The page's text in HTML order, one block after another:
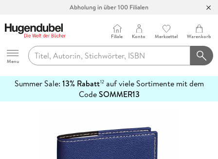
Abholung in über 100 Filialen
Hugendubel
Menu
Filiale Konto Merkzettel Warenkorb
Summer Sale: 13% Rabatt12auf viele Sortimente mit dem
CodeSOMMER13
erfahren